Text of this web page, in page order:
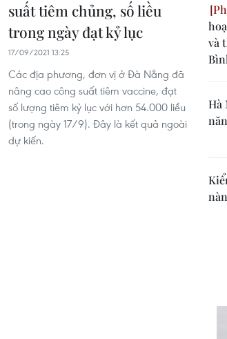
suất tiêm chủng, số liều
trong ngày đạt kỷ lục
17/09/2021 13:25
Các địa phương, đơn vị ở Đà Nẵng đã
nâng cao công suất tiêm vaccine, đạt
số lượng tiêm kỷ lục với hơn 54.000 liều
(trong ngày 17/9). Đây là kết quả ngoài
dự kiến.
và
Hà